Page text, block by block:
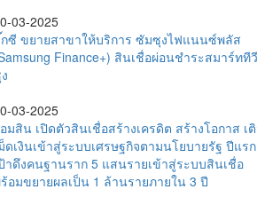
03-2025
ซี ขยายสาขาให้บริการ ซัมซุงไฟแนนซ์พลัส
Finance+) สินเชื่อผ่อนชำระสมาร์ทที
03-2025
มสิน เปิดตัวสินเชื่อสร้างเครดิต สร้างโอกาส เ
ดเงินเข้าสู่ระบบเศรษฐกิจตามนโยบายรัฐ ปีแร
าดึงคนฐานราก 5 แสนรายเข้าสู่ระบบสินเชื่อ
อมขยายผลเป็น 1 ล้านรายภายใน 3 ปี